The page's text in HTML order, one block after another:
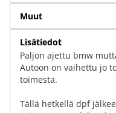
Muut
Lisätiedot
Paljon ajettu bmw
Autoon on vaihettu jo
toimesta.
Tällä hetkellä dpf